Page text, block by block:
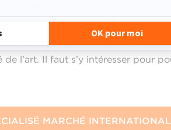
à un étudiant qui
International de l’Art
possibles et être au
l’art. Il faut s’y intéresser pour
MARCHÉ